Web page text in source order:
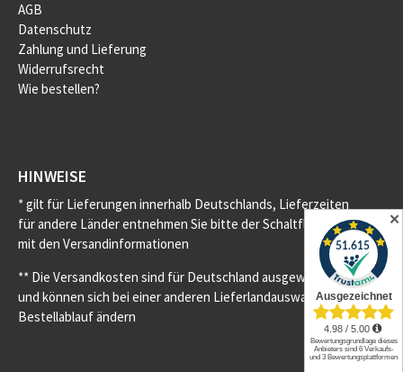
AGB
Datenschutz
Zahlung und Lieferung
Widerrufsrecht
Wie bestellen?
HINWEISE
* gilt für Lieferungen innerhalb Deutschlands, Lieferzeiten
für andere Länder entnehmen Sie bitte der Schaltfläche
mit den Versandinformationen
** Die Versandkosten sind für Deutschland ausgewiesen
und können sich bei einer anderen Lieferlandauswahl im
Bestellablauf ändern
✕